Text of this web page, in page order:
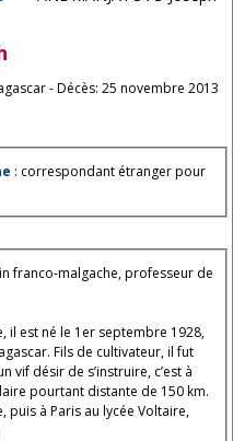
- Décès: 25 novembre 2013
: correspondant étranger pour
franco-malgache, professeur de
il est né le 1er septembre 1928,
de cultivateur, il fut
vif désir de s’instruire, c’est à
pourtant distante de 150 km.
puis à Paris au lycée Voltaire,